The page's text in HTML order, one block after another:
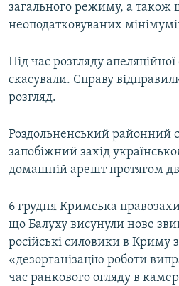
загального режиму, а також
неоподатковуваних
Під час розгляду
скасували. Справу
розгляд.
Роздольненський районний
запобіжний захід
домашній арешт протягом
6 грудня Кримська
що Балуху висунули нове
російські силовики в Криму
«дезорганізацію роботи
час ранкового огляду в